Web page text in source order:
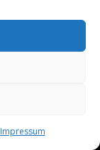
Impressum